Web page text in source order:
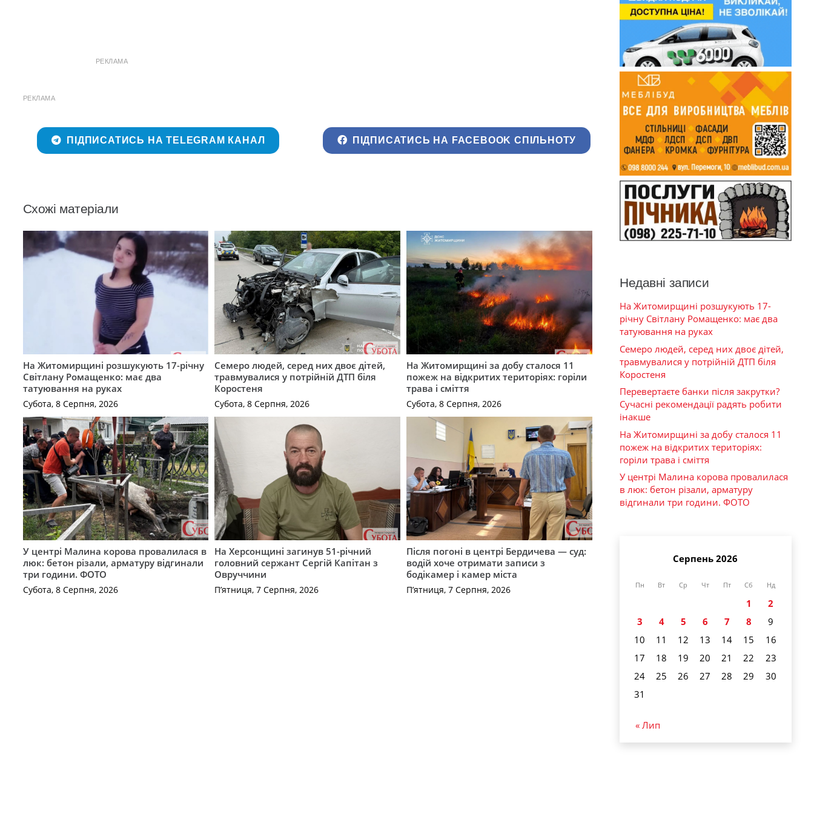
РЕКЛАМА
РЕКЛАМА
ПІДПИСАТИСЬ НА TELEGRAM КАНАЛ ПІДПИСАТИСЬ НА FACEBOOK СПІЛЬНОТУ
Схожі матеріали
На Житомирщині розшукують 17-річну
Світлану Ромащенко: має два
татуювання на руках
Субота, 8 Серпня, 2026
Семеро людей, серед них двоє дітей,
травмувалися у потрійній ДТП біля
Коростеня
Субота, 8 Серпня, 2026
На Житомирщині за добу сталося 11
пожеж на відкритих територіях: горіли
трава і сміття
Субота, 8 Серпня, 2026
У центрі Малина корова провалилася в
люк: бетон різали, арматуру відгинали
три години. ФОТО
Субота, 8 Серпня, 2026
На Херсонщині загинув 51-річний
головний сержант Сергій Капітан з
Овруччини
П’ятниця, 7 Серпня, 2026
Після погоні в центрі Бердичева — суд:
водій хоче отримати записи з
бодікамер і камер міста
П’ятниця, 7 Серпня, 2026
Недавні записи
На Житомирщині розшукують 17-
річну Світлану Ромащенко: має два
татуювання на руках
Семеро людей, серед них двоє дітей,
травмувалися у потрійній ДТП біля
Коростеня
Перевертаєте банки після закрутки?
Сучасні рекомендації радять робити
інакше
На Житомирщині за добу сталося 11
пожеж на відкритих територіях:
горіли трава і сміття
У центрі Малина корова провалилася
в люк: бетон різали, арматуру
відгинали три години. ФОТО
Серпень 2026
Пн Вт Ср Чт Пт Сб Нд
1
2
3
4 5 6 7 8
9
10
11 12 13 14 15
16
17
18 19 20 21 22
23
24
25 26 27 28 29
30
31
« Лип